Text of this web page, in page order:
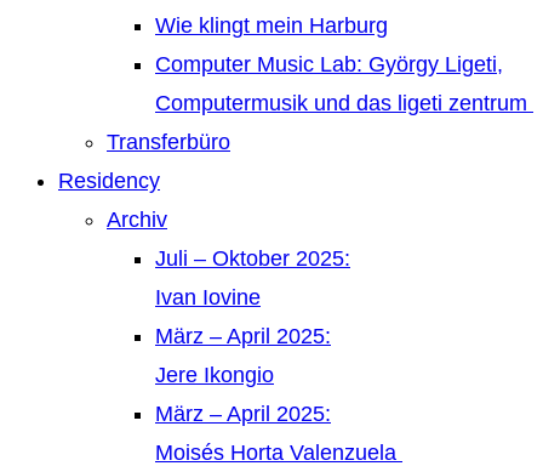
Wie klingt mein Harburg
Computer Music Lab: György Ligeti,
Computermusik und das ligeti zentrum
Transferbüro
Residency
Archiv
Juli – Oktober 2025:
Ivan Iovine
März – April 2025:
Jere Ikongio
März – April 2025:
Moisés Horta Valenzuela